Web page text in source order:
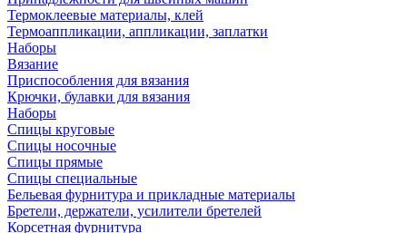
Термоклеевые материалы, клей
Термоаппликации, аппликации, заплатки
Наборы
Вязание
Приспособления для вязания
Крючки, булавки для вязания
Наборы
Спицы круговые
Спицы носочные
Спицы прямые
Спицы специальные
Бельевая фурнитура и прикладные материалы
Бретели, держатели, усилители бретелей
Корсетная фурнитура